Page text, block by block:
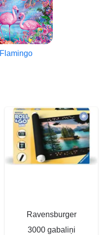
Flamingo
Ravensburger
3000 gabaliņi